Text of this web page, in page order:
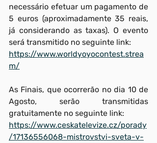
necessário efetuar um pagamento de
5 euros (aproximadamente 35 reais,
já considerando as taxas). O evento
será transmitido no seguinte link:
https://www.worldyoyocontest.strea
m/
As Finais, que ocorrerão no dia 10 de
Agosto, serão transmitidas
gratuitamente no seguinte link:
https://www.ceskatelevize.cz/porady
/17136556068-mistrovstvi-sveta-v-